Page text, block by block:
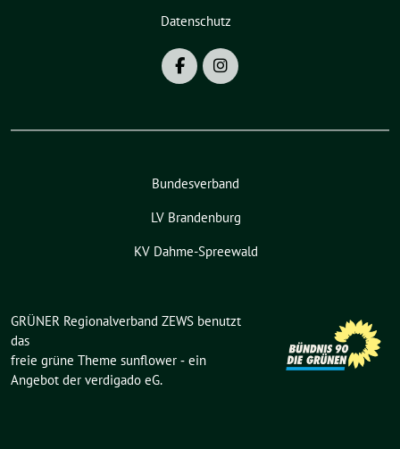
Datenschutz
Bundesverband
LV Brandenburg
KV Dahme-Spreewald
GRÜNER Regionalverband ZEWS benutzt
das
freie grüne Theme sunflower ‐ ein
Angebot der verdigado eG.